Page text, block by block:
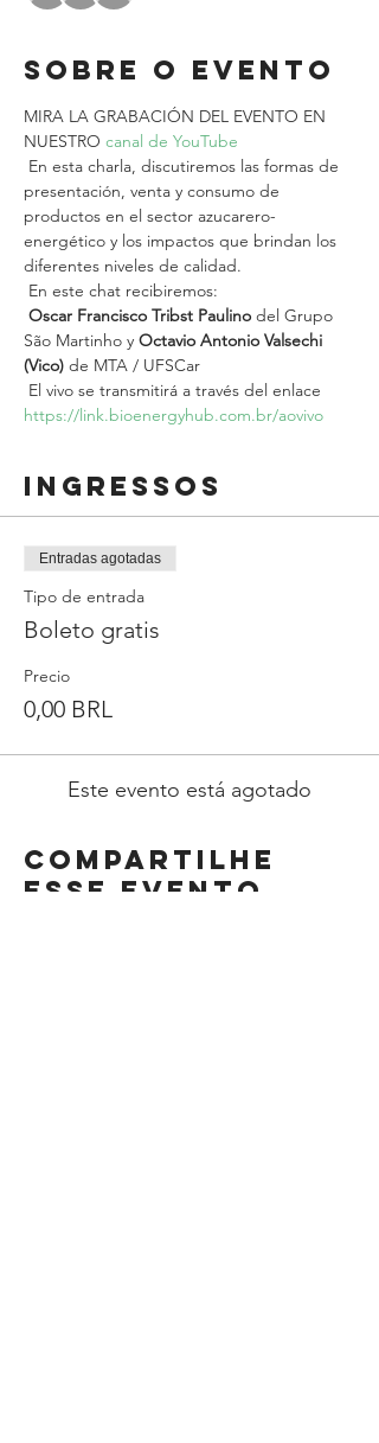
Sobre o evento
MIRA LA GRABACIÓN DEL EVENTO EN
NUESTRO canal de YouTube
presentación, venta y consumo de
productos en el sector azucarero-
energético y los impactos que brindan los
diferentes niveles de calidad.
En este chat recibiremos:
Oscar Francisco Tribst Paulino del Grupo
São Martinho y Octavio Antonio Valsechi
(Vico) de MTA / UFSCar
El vivo se transmitirá a través del enlace
https://link.bioenergyhub.com.br/aovivo
Ingressos
Entradas agotadas
Tipo de entrada
Boleto gratis
Precio
0,00 BRL
Este evento está agotado
Compartilhe
esse evento